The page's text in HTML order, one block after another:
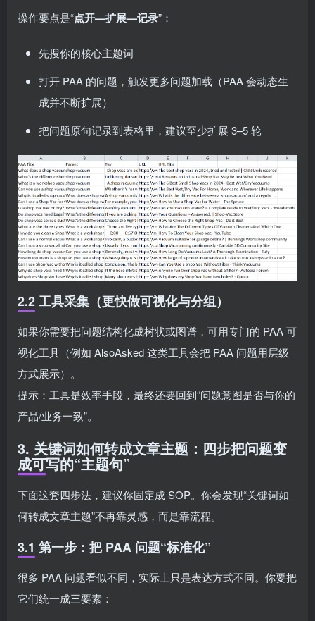
操作要点是“点开—扩展—记录”：
先搜你的核心主题词
打开 PAA 的问题，触发更多问题加载（PAA 会动态生
成并不断扩展）
把问题原句记录到表格里，建议至少扩展 3–5 轮
2.2 工具采集（更快做可视化与分组）
如果你需要把问题结构化成树状或图谱，可用专门的 PAA 可
视化工具（例如 AlsoAsked 这类工具会把 PAA 问题用层级
方式展示）。
提示：工具是效率手段，最终还要回到“问题意图是否与你的
产品/业务一致”。
3. 关键词如何转成文章主题：四步把问题变
成可写的“主题句”
下面这套四步法，建议你固定成 SOP。你会发现“关键词如
何转成文章主题”不再靠灵感，而是靠流程。
3.1 第一步：把 PAA 问题“标准化”
很多 PAA 问题看似不同，实际上只是表达方式不同。你要把
它们统一成三要素：